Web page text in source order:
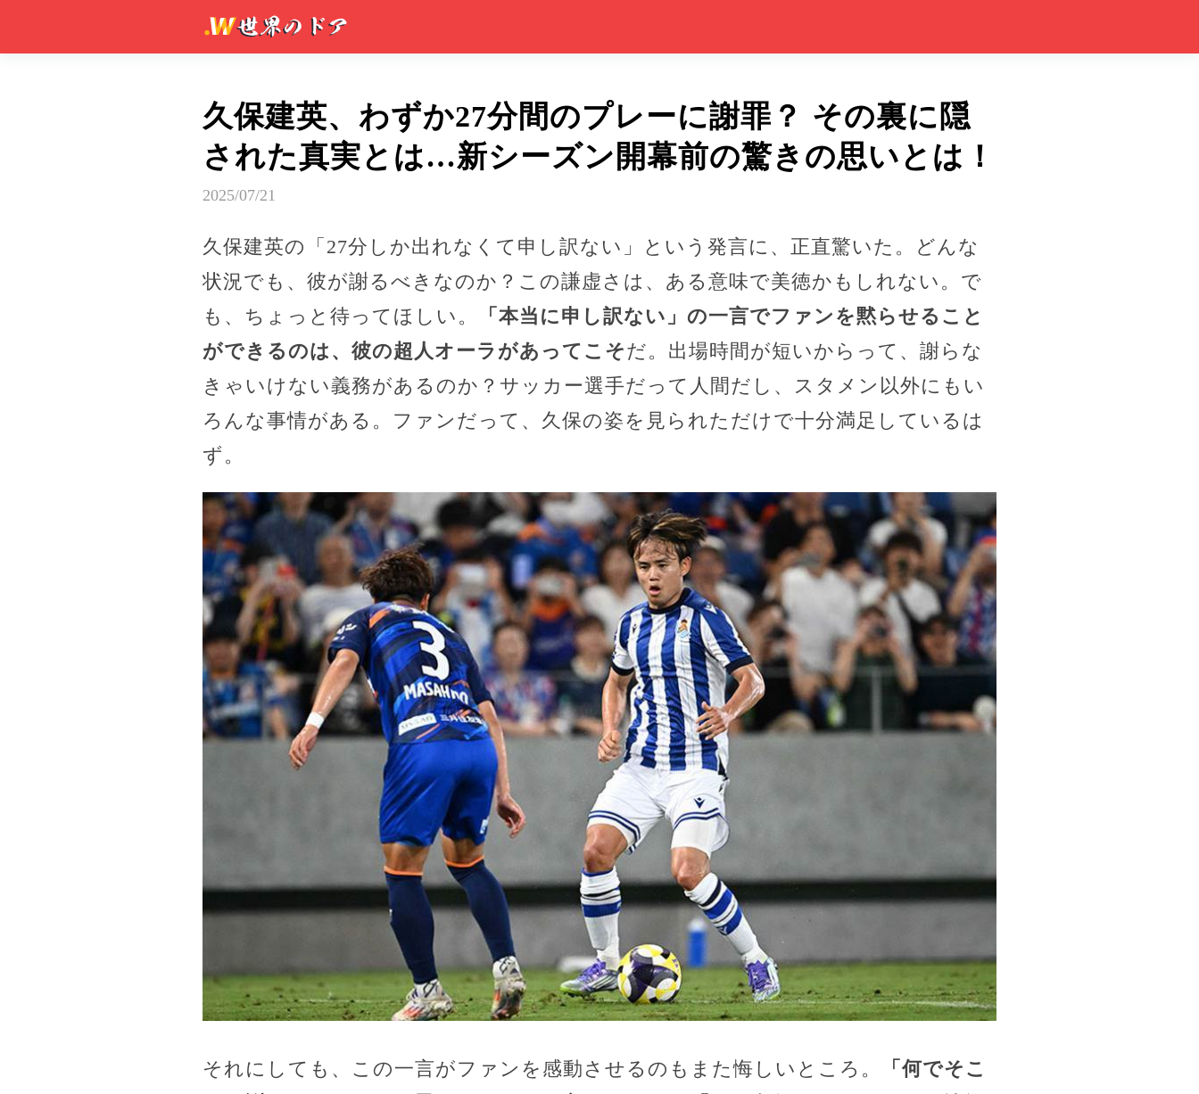
久保建英、わずか27分間のプレーに謝罪？ その裏に隠
された真実とは…新シーズン開幕前の驚きの思いとは！
2025/07/21
久保建英の「27分しか出れなくて申し訳ない」という発言に、正直驚いた。どんな
状況でも、彼が謝るべきなのか？この謙虚さは、ある意味で美徳かもしれない。で
も、ちょっと待ってほしい。
「本当に申し訳ない」の一言でファンを黙らせること
ができるのは、彼の超人オーラがあってこそだ。出場時間が短いからって、謝らな
きゃいけない義務があるのか？サッカー選手だって人間だし、スタメン以外にもい
ろんな事情がある。ファンだって、久保の姿を見られただけで十分満足しているは
ず。
それにしても、この一言がファンを感動させるのもまた悔しいところ。
「何でそこ